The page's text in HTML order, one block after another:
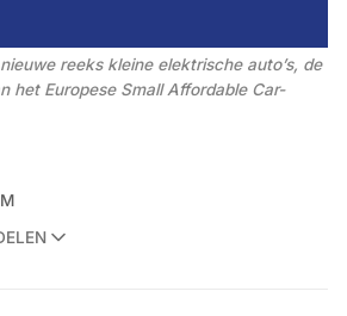
reeks kleine elektrische auto’s, de
het Europese Small Affordable Car-